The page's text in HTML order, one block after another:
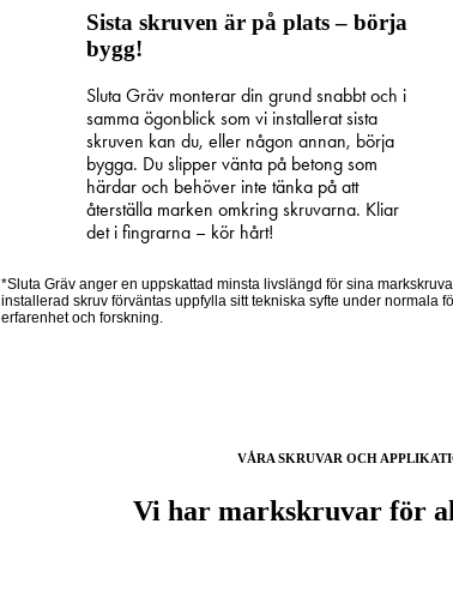
Sista skruven är på plats – börja
bygg!
Sluta Gräv monterar din grund snabbt och i
samma ögonblick som vi installerat sista
skruven kan du, eller någon annan, börja
bygga. Du slipper vänta på betong som
härdar och behöver inte tänka på att
återställa marken omkring skruvarna. Kliar
det i fingrarna – kör hårt!
*Sluta Gräv anger en uppskattad minsta livslängd för sina
installerad skruv förväntas uppfylla sitt tekniska syfte under normala
erfarenhet och forskning.
VÅRA SKRUVAR OCH
Vi har markskruvar för